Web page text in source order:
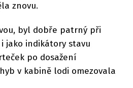
znovu.
byl dobře patrný při
jako indikátory stavu
po dosažení
v kabině lodi omezovala